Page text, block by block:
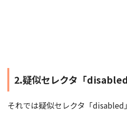
2.疑似セレクタ「
それでは疑似セレクタ「